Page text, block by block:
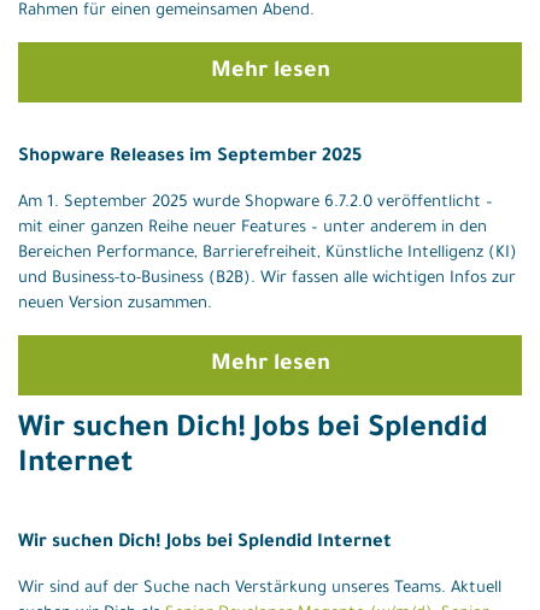
Rahmen für einen gemeinsamen Abend.
Mehr lesen
Shopware Releases im September 2025
Am 1. September 2025 wurde Shopware 6.7.2.0 veröffentlicht –
mit einer ganzen Reihe neuer Features – unter anderem in den
Bereichen Performance, Barrierefreiheit, Künstliche Intelligenz (KI)
und Business-to-Business (B2B). Wir fassen alle wichtigen Infos zur
neuen Version zusammen.
Mehr lesen
Wir suchen Dich! Jobs bei Splendid
Internet
Wir suchen Dich! Jobs bei Splendid Internet
Wir sind auf der Suche nach Verstärkung unseres Teams. Aktuell